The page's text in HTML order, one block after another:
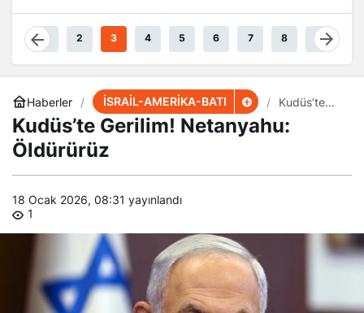
Damarlarında
Akıyor
1 2 3 4 5 6 7 8 9
Haberler İSRAİL-AMERİKA-BATI
Kudüs’te
Netanyahu:
Kudüs’te Gerilim! Netanyahu:
Öldürürüz
18 Ocak 2026, 08:31 yayınlandı
1